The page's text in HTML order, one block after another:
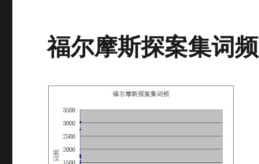
福尔摩斯探案集词频